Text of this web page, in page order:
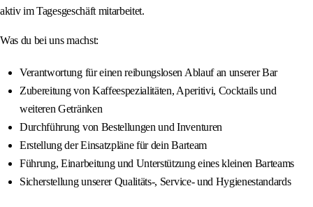
aktiv im Tagesgeschäft mitarbeitet.
Was du bei uns machst:
Verantwortung für einen reibungslosen Ablauf an unserer Bar
Zubereitung von Kaffeespezialitäten, Aperitivi, Cocktails und
weiteren Getränken
Durchführung von Bestellungen und Inventuren
Erstellung der Einsatzpläne für dein Barteam
Führung, Einarbeitung und Unterstützung eines kleinen Barteams
Sicherstellung unserer Qualitäts-, Service- und Hygienestandards